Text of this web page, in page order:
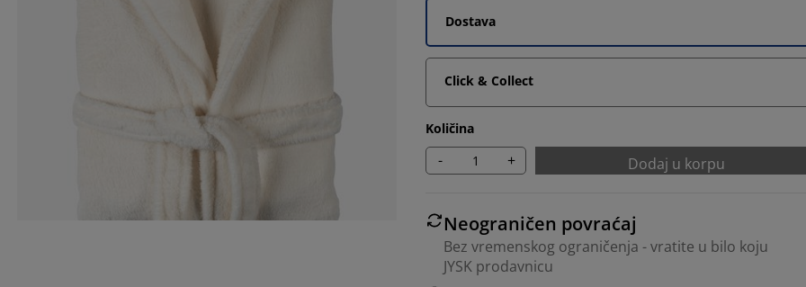
Dostava
Click & Collect
Količina
- + Dodaj u korpu
Neograničen povraćaj
Bez vremenskog ograničenja - vratite u bilo koju
JYSK prodavnicu